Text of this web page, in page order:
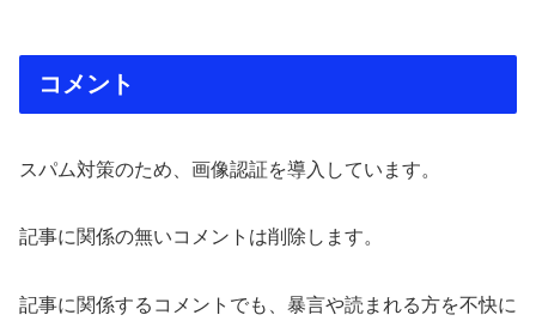
コメント
スパム対策のため、画像認証を導入しています。
記事に関係の無いコメントは削除します。
記事に関係するコメントでも、暴言や読まれる方を不快に